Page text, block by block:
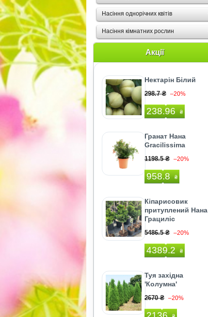
Насіння однорічних квітів
Насіння кімнатних рослин
Акції
Нектарін Білий
298.7 ₴ –20%
238.96 ₴
Гранат Нана
Gracilissima
1198.5 ₴ –20%
958.8 ₴
Кіпарисовик
притуплений Нана
Грациліс
5486.5 ₴ –20%
4389.2 ₴
Туя західна
'Колумна'
2670 ₴ –20%